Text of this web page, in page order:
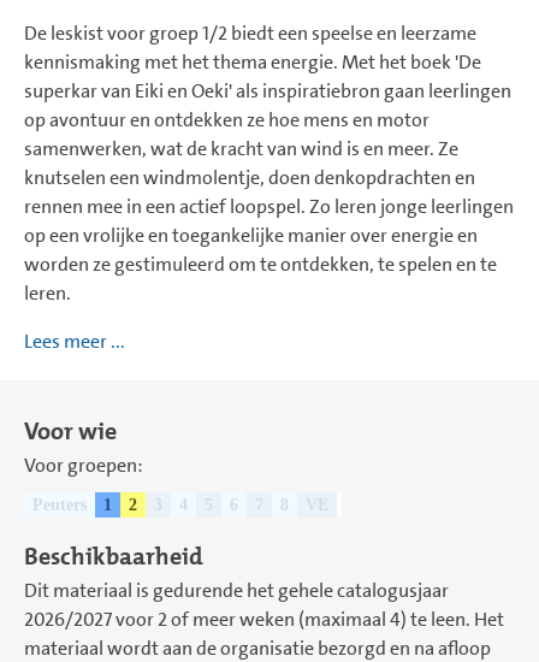
De leskist voor groep 1/2 biedt een speelse en leerzame
kennismaking met het thema energie. Met het boek 'De
superkar van Eiki en Oeki' als inspiratiebron gaan leerlingen
op avontuur en ontdekken ze hoe mens en motor
samenwerken, wat de kracht van wind is en meer. Ze
knutselen een windmolentje, doen denkopdrachten en
rennen mee in een actief loopspel. Zo leren jonge leerlingen
op een vrolijke en toegankelijke manier over energie en
worden ze gestimuleerd om te ontdekken, te spelen en te
leren.
Lees meer ...
Voor wie
Voor groepen:
Peuters 1 2 3 4 5 6 7 8 VE
Beschikbaarheid
Dit materiaal is gedurende het gehele catalogusjaar
2026/2027 voor 2 of meer weken (maximaal 4) te leen. Het
materiaal wordt aan de organisatie bezorgd en na afloop